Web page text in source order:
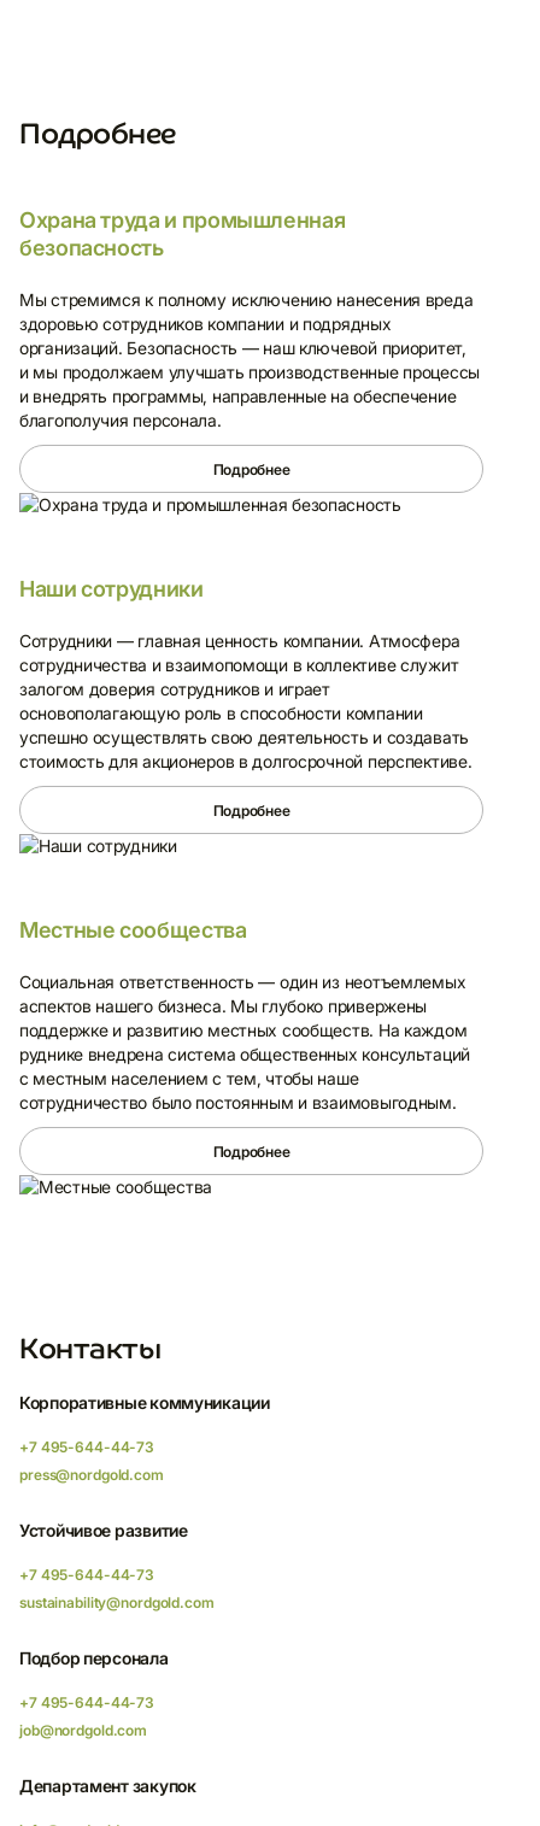
Подробнее
Охрана труда и промышленная
безопасность
Мы стремимся к полному исключению нанесения вреда
здоровью сотрудников компании и подрядных
организаций. Безопасность — наш ключевой приоритет,
и мы продолжаем улучшать производственные процессы
и внедрять программы, направленные на обеспечение
благополучия персонала.
Подробнее
Наши сотрудники
Сотрудники — главная ценность компании. Атмосфера
сотрудничества и взаимопомощи в коллективе служит
залогом доверия сотрудников и играет
основополагающую роль в способности компании
успешно осуществлять свою деятельность и создавать
стоимость для акционеров в долгосрочной перспективе.
Подробнее
Местные сообщества
Социальная ответственность — один из неотъемлемых
аспектов нашего бизнеса. Мы глубоко привержены
поддержке и развитию местных сообществ. На каждом
руднике внедрена система общественных консультаций
с местным населением с тем, чтобы наше
сотрудничество было постоянным и взаимовыгодным.
Подробнее
Контакты
Корпоративные коммуникации
+7 495-644-44-73
press@nordgold.com
Устойчивое развитие
+7 495-644-44-73
sustainability@nordgold.com
Подбор персонала
+7 495-644-44-73
job@nordgold.com
Департамент закупок